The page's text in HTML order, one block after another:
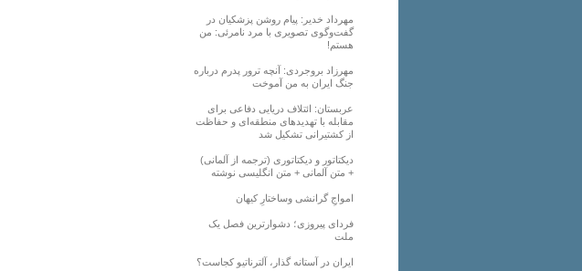
مهرداد خدیر: پیام روشن پزشکیان در
گفت‌و‌گوی تصویری با مرد نامرئی: من
هستم!
مهرزاد بروجردی: آنچه ترور پدرم درباره
جنگ ایران به من آموخت
عربستان: ائتلاف دریایی دفاعی برای
مقابله با تهدیدهای منطقه‌ای و حفاظت
از کشتیرانی تشکیل شد
دیکتاتور و دیکتاتوری (ترجمه از آلمانی)
+ متن آلمانی + متن انگلیسی نوشته
‌امواجِ گرانشی وساختارِ کیهان
فردای پیروزی؛ دشوارترین فصل یک
ملت
ایران در آستانه گذار، آلترناتیو کجاست؟